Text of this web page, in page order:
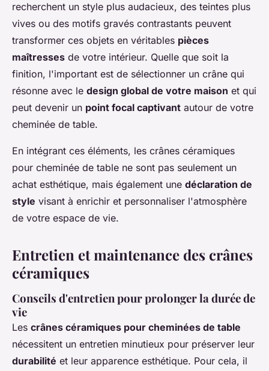
recherchent un style plus audacieux, des teintes plus
vives ou des motifs gravés contrastants peuvent
transformer ces objets en véritables pièces
maîtresses de votre intérieur. Quelle que soit la
finition, l'important est de sélectionner un crâne qui
résonne avec le design global de votre maison et qui
peut devenir un point focal captivant autour de votre
cheminée de table.
En intégrant ces éléments, les crânes céramiques
pour cheminée de table ne sont pas seulement un
achat esthétique, mais également une déclaration de
style visant à enrichir et personnaliser l'atmosphère
de votre espace de vie.
Entretien et maintenance des crânes
céramiques
Conseils d'entretien pour prolonger la durée de
vie
Les crânes céramiques pour cheminées de table
nécessitent un entretien minutieux pour préserver leur
durabilité et leur apparence esthétique. Pour cela, il